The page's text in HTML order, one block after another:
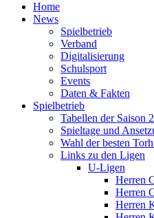
Home
News
Spielbetrieb
Verband
Digitalisierung
Schulsport
Events
Daten & Fakten
Spielbetrieb
Tabellen der Saison
Spieltage und
Wahl der besten
Links zu den Ligen
U-Ligen
Herren
Herren
Herren